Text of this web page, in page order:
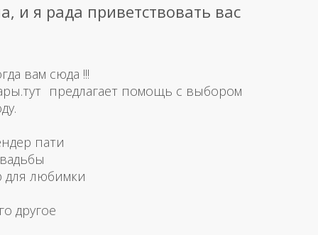
и я рада приветствовать вас
вам сюда !!!
предлагает помощь с выбором
пати
для любимки
другое